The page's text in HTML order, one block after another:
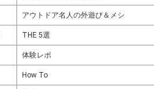
アウトドア名人の外遊び＆メシ
THE 5選
体験レポ
How To